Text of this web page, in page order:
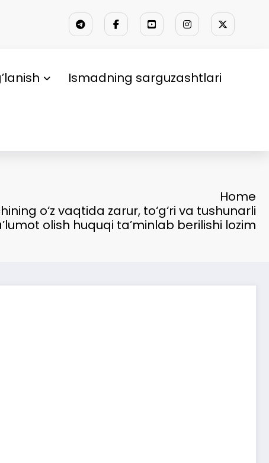
Ismadning sarguzashtlari
Home
o‘z vaqtida zarur, to‘g‘ri va tushunarli
olish huquqi ta’minlab berilishi lozim